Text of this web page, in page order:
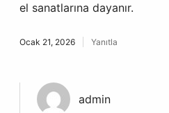
el sanatlarına dayanır.
Ocak 21, 2026 Yanıtla
admin